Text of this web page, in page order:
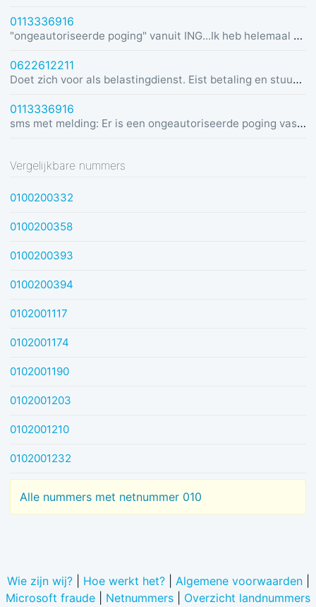
0113336916
"ongeautoriseerde poging" vanuit ING...Ik heb helemaal geen rekening bij ING :)
0622612211
Doet zich voor als belastingdienst. Eist betaling en stuurt link in bericht met dreiging van beslaglegging.
0113336916
sms met melding: Er is een ongeautoriseerde poging vastgesteld vanuit Duitsland was u dit niet? Bel de alarmlijn op 0113336916
Vergelijkbare nummers
0100200332
0100200358
0100200393
0100200394
0102001117
0102001174
0102001190
0102001203
0102001210
0102001232
Alle nummers met netnummer 010
Wie zijn wij?| Hoe werkt het?| Algemene voorwaarden|
Microsoft fraude
Netnummers Overzicht landnummers